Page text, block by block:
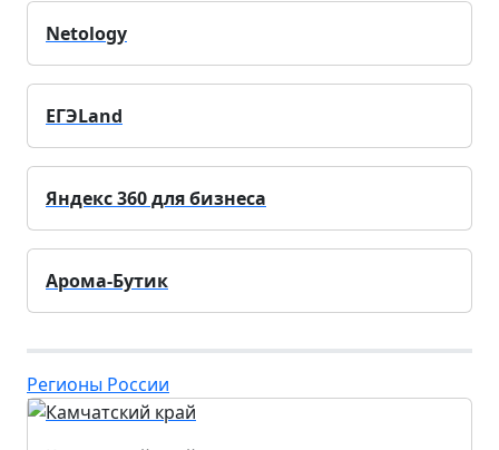
Netology
ЕГЭLand
Яндекс 360 для бизнеса
Арома-Бутик
Регионы России